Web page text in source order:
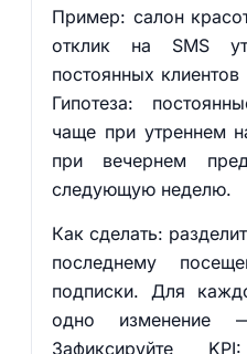
Пример: салон
отклик на SMS
постоянных
Гипотеза:
чаще при утреннем
при вечернем
следующую неделю.
Как сделать:
последнему
подписки. Для
одно изменение
Зафиксируйте